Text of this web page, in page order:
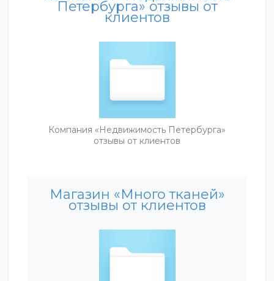
Петербурга» отзывы от
клиентов
Компания «Недвижимость Петербурга»
отзывы от клиентов
Магазин «Много тканей»
отзывы от клиентов